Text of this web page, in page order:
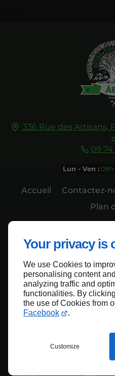
Your privacy is
We use Cookies to
personalising content
analyzing traffic and
functionalities. By
the use of Cookies from
Facebook
.
Customize
336 Rue des Artisans,
09 74
Lun - Ven : 08h
Accueil Contactez-
Plan
Haut